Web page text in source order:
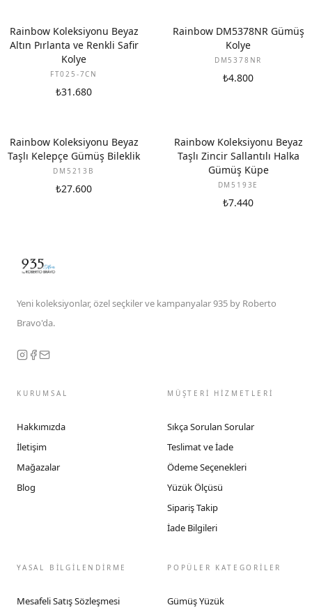
YENI
Rainbow Koleksiyonu Beyaz
Altın Pırlanta ve Renkli Safir
Kolye
FT025-7CN
₺31.680
Rainbow DM5378NR Gümüş
Kolye
DM5378NR
₺4.800
Rainbow Koleksiyonu Beyaz
Taşlı Kelepçe Gümüş Bileklik
DM5213B
₺27.600
Rainbow Koleksiyonu Beyaz
Taşlı Zincir Sallantılı Halka
Gümüş Küpe
DM5193E
₺7.440
Yeni koleksiyonlar, özel seçkiler ve kampanyalar 935 by Roberto
Bravo'da.
KURUMSAL
Hakkımızda
İletişim
Mağazalar
Blog
MÜŞTERİ HİZMETLERİ
Sıkça Sorulan Sorular
Teslimat ve İade
Ödeme Seçenekleri
Yüzük Ölçüsü
Sipariş Takip
İade Bilgileri
YASAL BİLGİLENDİRME
Mesafeli Satış Sözleşmesi
POPÜLER KATEGORİLER
Gümüş Yüzük